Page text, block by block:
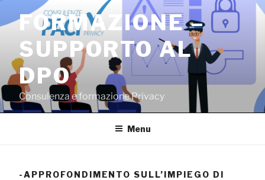
contenuto
FORMAZIONE –
SUPPORTO AL
DPO
Consulenza e formazione Privacy
Menu
-APPROFONDIMENTO SULL’IMPIEGO DI